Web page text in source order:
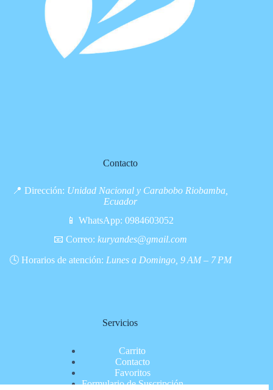
Contacto
📍 Dirección: Unidad Nacional y Carabobo Riobamba,
Ecuador
📱 WhatsApp:0984603052
📧 Correo: kuryandes@gmail.com
🕓 Horarios de atención: Lunes a Domingo, 9 AM – 7 PM
Servicios
Carrito
Contacto
Favoritos
Formulario de Suscripción